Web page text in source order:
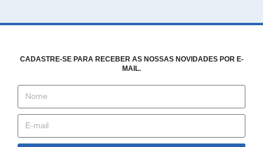
CADASTRE-SE PARA RECEBER AS NOSSAS NOVIDADES POR E-
MAIL.